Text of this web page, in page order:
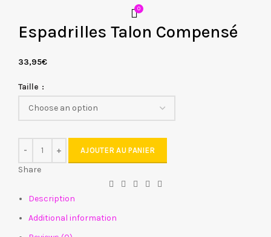
0
Espadrilles Talon Compensé
33,95€
Taille
AJOUTER AU PANIER
Share
Description
Additional information